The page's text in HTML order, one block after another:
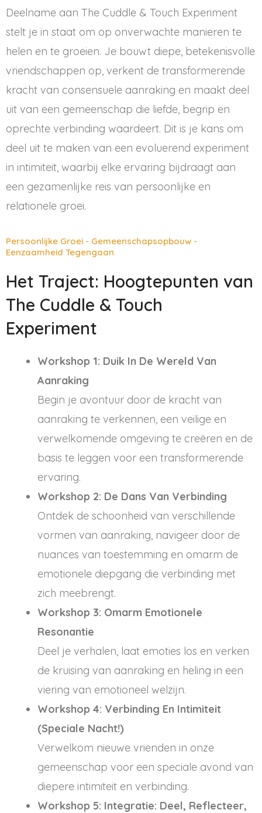
Deelname aan The Cuddle & Touch Experiment
stelt je in staat om op onverwachte manieren te
helen en te groeien. Je bouwt diepe, betekenisvolle
vriendschappen op, verkent de transformerende
kracht van consensuele aanraking en maakt deel
uit van een gemeenschap die liefde, begrip en
oprechte verbinding waardeert. Dit is je kans om
deel uit te maken van een evoluerend experiment
in intimiteit, waarbij elke ervaring bijdraagt aan
een gezamenlijke reis van persoonlijke en
relationele groei.
Persoonlijke Groei - Gemeenschapsopbouw -
Eenzaamheid Tegengaan
Het Traject: Hoogtepunten van
The Cuddle & Touch
Experiment
Workshop 1: Duik In De Wereld Van
Aanraking
Begin je avontuur door de kracht van
aanraking te verkennen, een veilige en
verwelkomende omgeving te creëren en de
basis te leggen voor een transformerende
ervaring.
Workshop 2: De Dans Van Verbinding
Ontdek de schoonheid van verschillende
vormen van aanraking, navigeer door de
nuances van toestemming en omarm de
emotionele diepgang die verbinding met
zich meebrengt.
Workshop 3: Omarm Emotionele
Resonantie
Deel je verhalen, laat emoties los en verken
de kruising van aanraking en heling in een
viering van emotioneel welzijn.
Workshop 4: Verbinding En Intimiteit
(Speciale Nacht!)
Verwelkom nieuwe vrienden in onze
gemeenschap voor een speciale avond van
diepere intimiteit en verbinding.
Workshop 5: Integratie: Deel, Reflecteer,